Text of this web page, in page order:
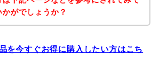
かがでしょうか？
を今すぐお得に購入したい方はこち